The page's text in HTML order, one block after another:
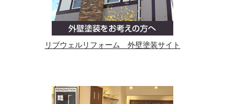
リブウェルリフォーム 外壁塗装サイト